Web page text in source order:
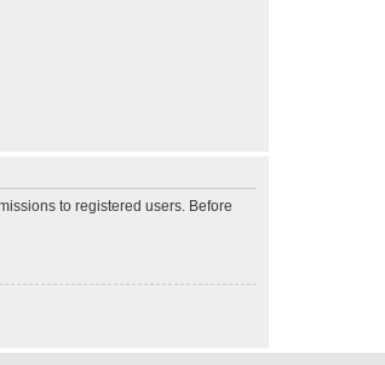
to registered users. Before